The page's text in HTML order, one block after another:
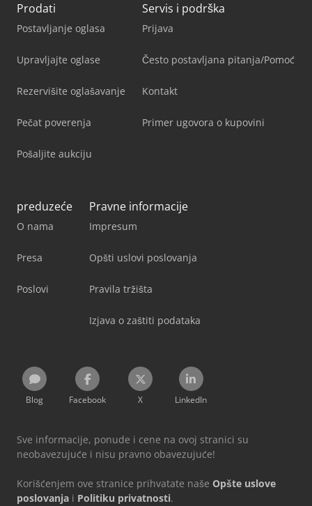
Prodati
Postavljanje oglasa
Upravljajte oglase
Rezervišite oglašavanje
Pečat poverenja
Pošaljite aukciju
Servis i podrška
Prijava
Često postavljana pitanja/Pomoć
Kontakt
Primer ugovora o kupovini
preduzeće
O nama
Presa
Poslovi
Pravne informacije
Impresum
Opšti uslovi poslovanja
Pravila tržišta
Izjava o zaštiti podataka
Blog Facebook X LinkedIn
Sve informacije, ponude i cene na ovoj stranici su
neobavezujuće i nisu pravno obavezujuće!
Korišćenjem ove stranice prihvatate naše Opšte uslove
poslovanja i Politiku privatnosti.